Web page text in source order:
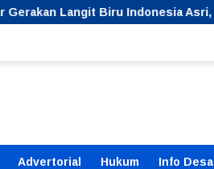
Asri, Bersihkan Hutan Kota
Advertorial Hukum Info Desa